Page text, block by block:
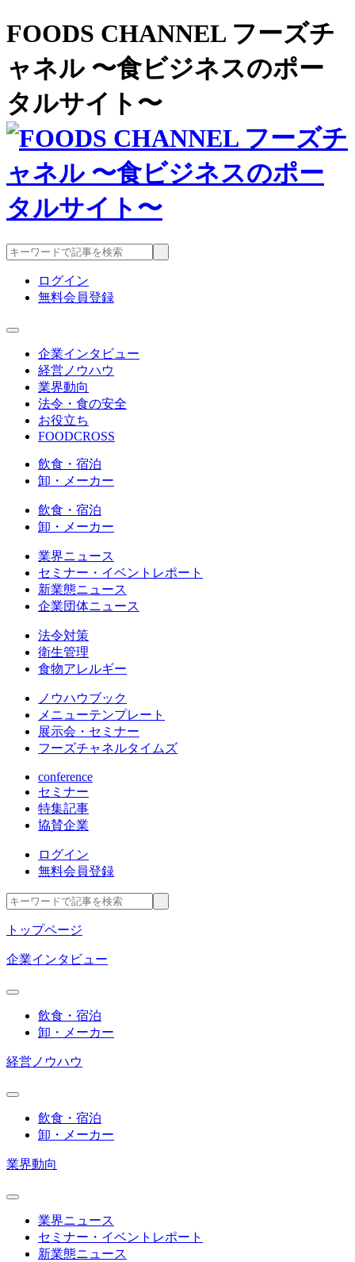
FOODS CHANNEL フーズチ
ャネル 〜食ビジネスのポー
タルサイト〜
ログイン
無料会員登録
企業インタビュー
経営ノウハウ
業界動向
法令・食の安全
お役立ち
FOODCROSS
飲食・宿泊
卸・メーカー
飲食・宿泊
卸・メーカー
業界ニュース
セミナー・イベントレポート
新業態ニュース
企業団体ニュース
法令対策
衛生管理
食物アレルギー
ノウハウブック
メニューテンプレート
展示会・セミナー
フーズチャネルタイムズ
conference
セミナー
特集記事
協賛企業
ログイン
無料会員登録
トップページ
企業インタビュー
飲食・宿泊
卸・メーカー
経営ノウハウ
飲食・宿泊
卸・メーカー
業界動向
業界ニュース
セミナー・イベントレポート
新業態ニュース